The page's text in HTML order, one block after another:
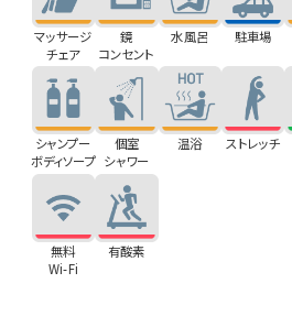
マッサージ
チェア
鏡
コンセント
水風呂 駐車場
シャンプー
ボディソープ
個室
シャワー
温浴 ストレッチ
無料
Wi-Fi
有酸素